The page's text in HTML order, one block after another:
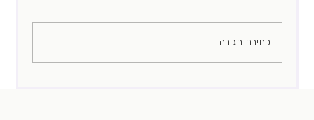
עבודה שמוצאת אותך
כתיבת תגובה...